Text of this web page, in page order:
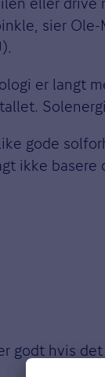
sier
er langt
gode
ikke basere
godt hvis